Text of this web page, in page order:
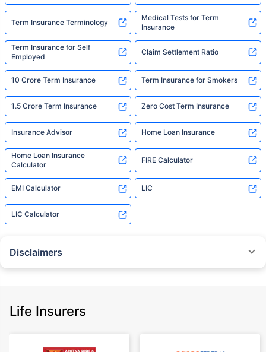
Term Insurance Terminology
Medical Tests for Term
Insurance
Term Insurance for Self
Employed
Claim Settlement Ratio
10 Crore Term Insurance Term Insurance for Smokers
1.5 Crore Term Insurance Zero Cost Term Insurance
Insurance Advisor Home Loan Insurance
Home Loan Insurance
Calculator
FIRE Calculator
EMI Calculator LIC
LIC Calculator
Disclaimers
Policybazaar does not endorse, rate or recommend any particular insurer
Life Insurers